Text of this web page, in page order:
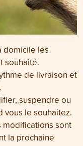
domicile les
souhaité.
de livraison et
suspendre ou
vous le souhaitez.
modifications sont
la prochaine